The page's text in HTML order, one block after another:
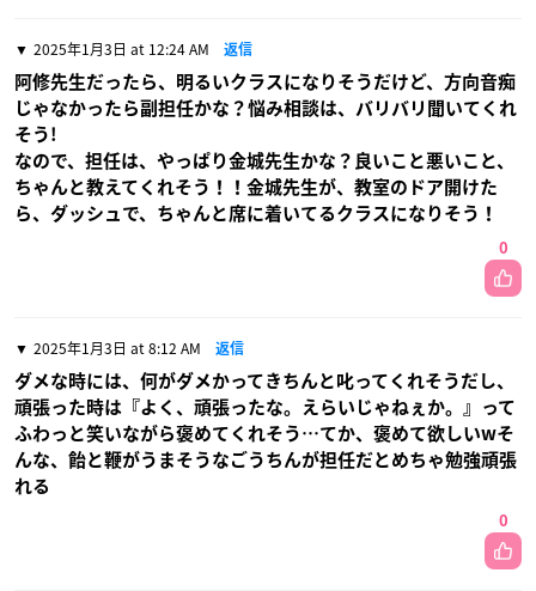
2025年1月3日 at 12:24 AM 返信
阿修先生だったら、明るいクラスになりそうだけど、方向音痴
じゃなかったら副担任かな？悩み相談は、バリバリ聞いてくれ
そう!
なので、担任は、やっぱり金城先生かな？良いこと悪いこと、
ちゃんと教えてくれそう！！金城先生が、教室のドア開けた
ら、ダッシュで、ちゃんと席に着いてるクラスになりそう！
0
2025年1月3日 at 8:12 AM 返信
ダメな時には、何がダメかってきちんと叱ってくれそうだし、
頑張った時は『よく、頑張ったな。えらいじゃねぇか。』って
ふわっと笑いながら褒めてくれそう…てか、褒めて欲しいwそ
んな、飴と鞭がうまそうなごうちんが担任だとめちゃ勉強頑張
れる
0